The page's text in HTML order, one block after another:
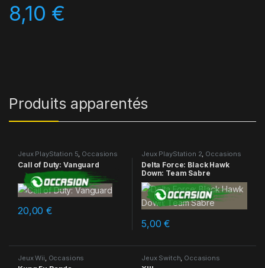
8,10 €
Produits apparentés
Jeux PlayStation 5, Occasions
Call of Duty: Vanguard
20,00€
Jeux PlayStation 2, Occasions
Delta Force: Black Hawk
Down: Team Sabre
5,00€
Jeux Wii, Occasions Jeux Switch, Occasions